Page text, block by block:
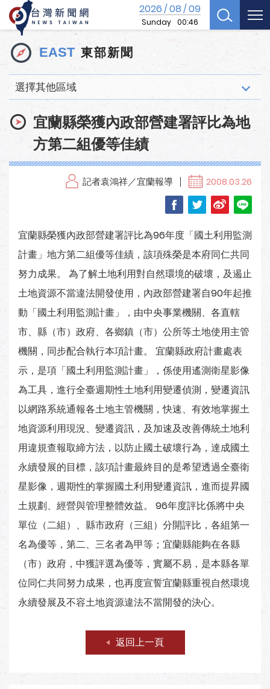
2026/08/09
Sunday 00:46
EAST 東部新聞
選擇其他區域
宜蘭縣榮獲內政部營建署評比為地
方第二組優等佳績
記者袁鴻祥／宜蘭報導 2008.03.26
宜蘭縣榮獲內政部營建署評比為96年度「國土利用監測
計畫」地方第二組優等佳績，該項殊榮是本府同仁共同
努力成果。 為了解土地利用對自然環境的破壞，及遏止
土地資源不當違法開發使用，內政部營建署自90年起推
動「國土利用監測計畫」，由中央事業機關、各直轄
市、縣（市）政府、各鄉鎮（市）公所等土地使用主管
機關，同步配合執行本項計畫。 宜蘭縣政府計畫處表
示，是項「國土利用監測計畫」，係使用遙測衛星影像
為工具，進行全臺週期性土地利用變遷偵測，變遷資訊
以網路系統通報各土地主管機關，快速、有效地掌握土
地資源利用現況、變遷資訊，及加速及改善傳統土地利
用違規查報取締方法，以防止國土破壞行為，達成國土
永續發展的目標，該項計畫最終目的是希望透過全臺衛
星影像，週期性的掌握國土利用變遷資訊，進而提昇國
土規劃、經營與管理整體效益。 96年度評比係將中央
單位（二組）、縣市政府（三組）分開評比，各組第一
名為優等，第二、三名者為甲等；宜蘭縣能夠在各縣
（市）政府，中獲評選為優等，實屬不易，是本縣各單
位同仁共同努力成果，也再度宣誓宜蘭縣重視自然環境
永續發展及不容土地資源違法不當開發的決心。
返回上一頁